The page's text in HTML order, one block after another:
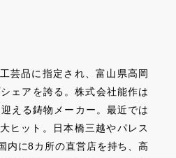
芸品に指定され、富山県高岡
ェアを誇る。株式会社能作は
える鋳物メーカー。最近では
ヒット。日本橋三越やパレス
内に8カ所の直営店を持ち、高